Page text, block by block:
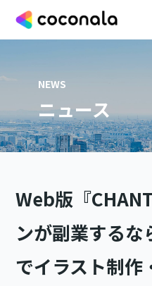
NEWS
ニュース
Web版『
ンが副業するな
でイラスト制作